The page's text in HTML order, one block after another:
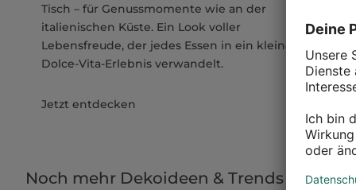
Tisch – für Genussmomente wie an der
italienischen Küste. Ein Look voller
Lebensfreude, der jedes Essen in ein kleines
Dolce-Vita-Erlebnis verwandelt.
Jetzt entdecken
Noch mehr Dekoideen & Trends